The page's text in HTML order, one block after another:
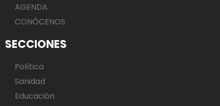
AGENDA
CONÓCENOS
SECCIONES
Política
Sanidad
Educación